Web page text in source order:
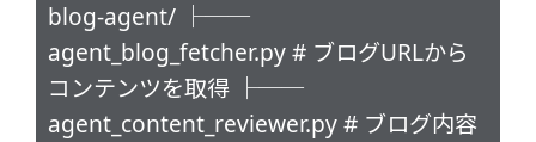
blog-agent/ ├──
agent_blog_fetcher.py # ブログURLから
コンテンツを取得 ├──
agent_content_reviewer.py # ブログ内容